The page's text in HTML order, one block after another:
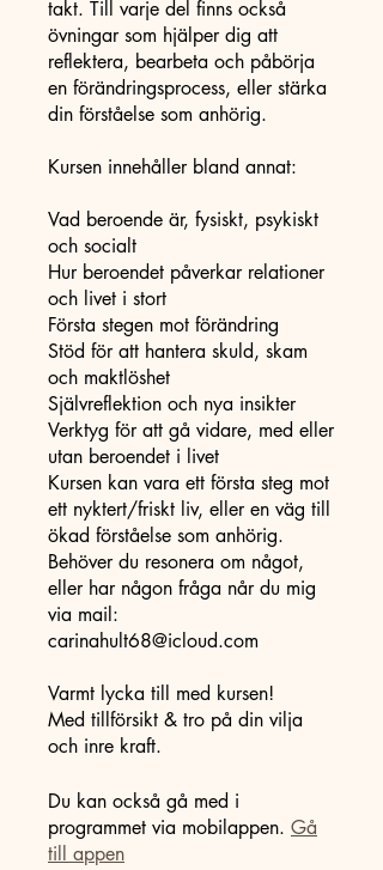
takt. Till varje del finns också
övningar som hjälper dig att
reflektera, bearbeta och påbörja
en förändringsprocess, eller stärka
din förståelse som anhörig.
Kursen innehåller bland annat:
Vad beroende är, fysiskt, psykiskt
och socialt
Hur beroendet påverkar relationer
och livet i stort
Första stegen mot förändring
Stöd för att hantera skuld, skam
och maktlöshet
Självreflektion och nya insikter
Verktyg för att gå vidare, med eller
utan beroendet i livet
Kursen kan vara ett första steg mot
ett nyktert/friskt liv, eller en väg till
ökad förståelse som anhörig.
Behöver du resonera om något,
eller har någon fråga når du mig
via mail:
carinahult68@icloud.com
Varmt lycka till med kursen!
Med tillförsikt & tro på din vilja
och inre kraft.
Du kan också gå med i
programmet via mobilappen. Gå
till appen